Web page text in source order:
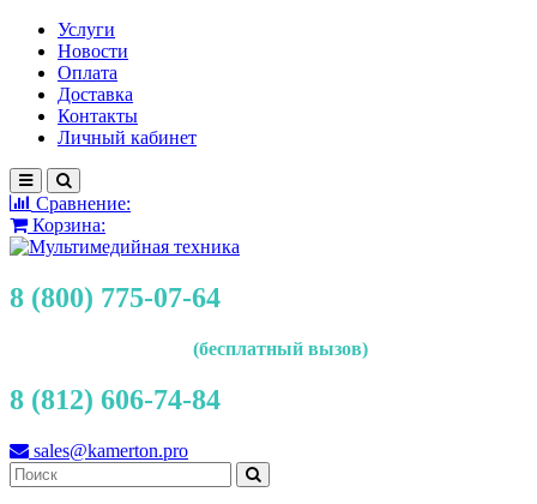
Услуги
Новости
Оплата
Доставка
Контакты
Личный кабинет
Сравнение:
Корзина:
8 (800) 775-07-64
(бесплатный вызов)
8 (812) 606-74-84
sales@kamerton.pro